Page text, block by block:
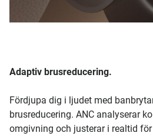
Adaptiv brusreducering.
Fördjupa dig i ljudet med
brusreducering. ANC analyserar
omgivning och justerar i realtid